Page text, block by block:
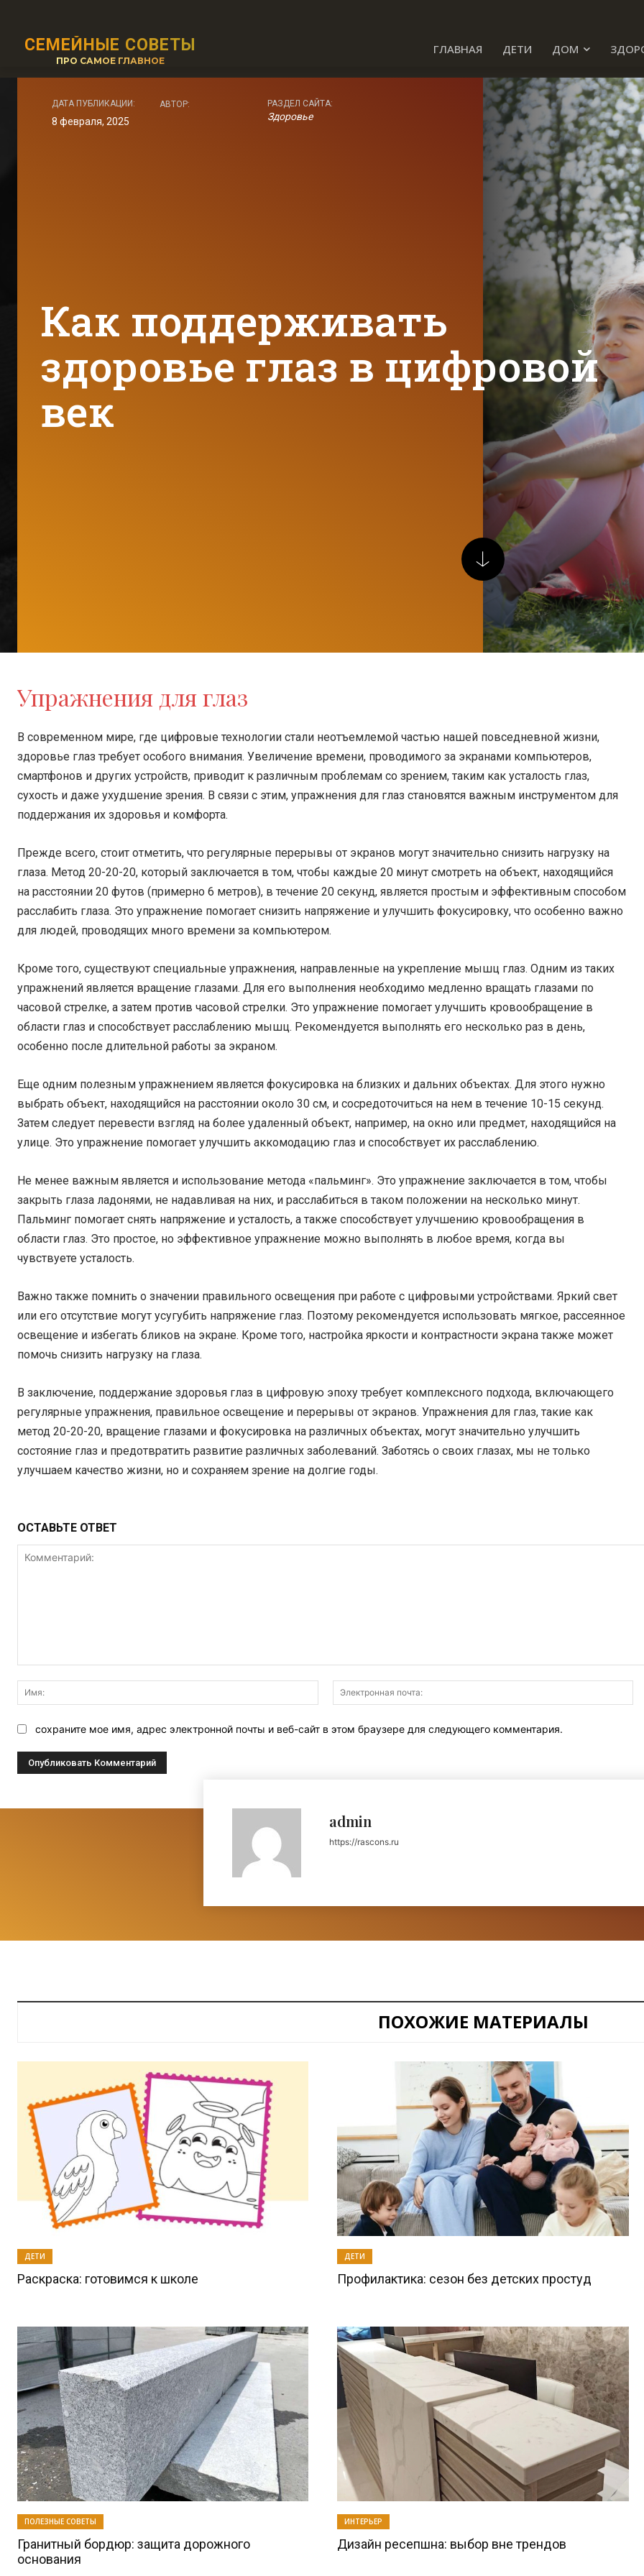
СЕМЕЙНЫЕ СОВЕТЫ
ПРО САМОЕ ГЛАВНОЕ
ГЛАВНАЯ ДЕТИ ДОМ
Как поддерживать
здоровье глаз в цифровой
век
ДАТА ПУБЛИКАЦИИ:
8 февраля, 2025
АВТОР: РАЗДЕЛ САЙТА:
Здоровье
Упражнения для глаз
В современном мире, где цифровые технологии стали неотъемлемой частью нашей повседневной жизни,
здоровье глаз требует особого внимания. Увеличение времени, проводимого за экранами компьютеров,
смартфонов и других устройств, приводит к различным проблемам со зрением, таким как усталость глаз,
сухость и даже ухудшение зрения. В связи с этим, упражнения для глаз становятся важным инструментом для
поддержания их здоровья и комфорта.
Прежде всего, стоит отметить, что регулярные перерывы от экранов могут значительно снизить нагрузку на
глаза. Метод 20-20-20, который заключается в том, чтобы каждые 20 минут смотреть на объект, находящийся
на расстоянии 20 футов (примерно 6 метров), в течение 20 секунд, является простым и эффективным способом
расслабить глаза. Это упражнение помогает снизить напряжение и улучшить фокусировку, что особенно важно
для людей, проводящих много времени за компьютером.
Кроме того, существуют специальные упражнения, направленные на укрепление мышц глаз. Одним из таких
упражнений является вращение глазами. Для его выполнения необходимо медленно вращать глазами по
часовой стрелке, а затем против часовой стрелки. Это упражнение помогает улучшить кровообращение в
области глаз и способствует расслаблению мышц. Рекомендуется выполнять его несколько раз в день,
особенно после длительной работы за экраном.
Еще одним полезным упражнением является фокусировка на близких и дальних объектах. Для этого нужно
выбрать объект, находящийся на расстоянии около 30 см, и сосредоточиться на нем в течение 10-15 секунд.
Затем следует перевести взгляд на более удаленный объект, например, на окно или предмет, находящийся на
улице. Это упражнение помогает улучшить аккомодацию глаз и способствует их расслаблению.
Не менее важным является и использование метода «пальминг». Это упражнение заключается в том, чтобы
закрыть глаза ладонями, не надавливая на них, и расслабиться в таком положении на несколько минут.
Пальминг помогает снять напряжение и усталость, а также способствует улучшению кровообращения в
области глаз. Это простое, но эффективное упражнение можно выполнять в любое время, когда вы
чувствуете усталость.
Важно также помнить о значении правильного освещения при работе с цифровыми устройствами. Яркий свет
или его отсутствие могут усугубить напряжение глаз. Поэтому рекомендуется использовать мягкое, рассеянное
освещение и избегать бликов на экране. Кроме того, настройка яркости и контрастности экрана также может
помочь снизить нагрузку на глаза.
В заключение, поддержание здоровья глаз в цифровую эпоху требует комплексного подхода, включающего
регулярные упражнения, правильное освещение и перерывы от экранов. Упражнения для глаз, такие как
метод 20-20-20, вращение глазами и фокусировка на различных объектах, могут значительно улучшить
состояние глаз и предотвратить развитие различных заболеваний. Заботясь о своих глазах, мы не только
улучшаем качество жизни, но и сохраняем зрение на долгие годы.
ОСТАВЬТЕ ОТВЕТ
Имя:
сохраните мое имя, адрес электронной почты и веб-сайт в этом браузере для следующего комментария.
admin
https://rascons.ru
ПОХОЖИЕ МАТЕРИАЛЫ
ДЕТИ
Раскраска: готовимся к школе
ДЕТИ
Профилактика: сезон без детских простуд
ПОЛЕЗНЫЕ СОВЕТЫ
Гранитный бордюр: защита дорожного
основания
ИНТЕРЬЕР
Дизайн ресепшна: выбор вне трендов